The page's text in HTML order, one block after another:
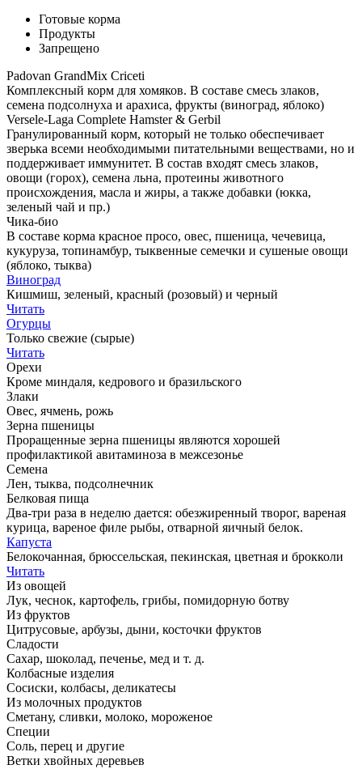
Готовые корма
Продукты
Запрещено
Padovan GrandMix Сriceti
Комплексный корм для хомяков. В составе смесь злаков,
семена подсолнуха и арахиса, фрукты (виноград, яблоко)
Versele-Laga Complete Hamster & Gerbil
Гранулированный корм, который не только обеспечивает
зверька всеми необходимыми питательными веществами, но и
поддерживает иммунитет. В состав входят смесь злаков,
овощи (горох), семена льна, протеины животного
происхождения, масла и жиры, а также добавки (юкка,
зеленый чай и пр.)
Чика-био
В составе корма красное просо, овес, пшеница, чечевица,
кукуруза, топинамбур, тыквенные семечки и сушеные овощи
(яблоко, тыква)
Виноград
Кишмиш, зеленый, красный (розовый) и черный
Читать
Огурцы
Только свежие (сырые)
Читать
Орехи
Кроме миндаля, кедрового и бразильского
Злаки
Овес, ячмень, рожь
Зерна пшеницы
Проращенные зерна пшеницы являются хорошей
профилактикой авитаминоза в межсезонье
Семена
Лен, тыква, подсолнечник
Белковая пища
Два-три раза в неделю дается: обезжиренный творог, вареная
курица, вареное филе рыбы, отварной яичный белок.
Капуста
Белокочанная, брюссельская, пекинская, цветная и брокколи
Читать
Из овощей
Лук, чеснок, картофель, грибы, помидорную ботву
Из фруктов
Цитрусовые, арбузы, дыни, косточки фруктов
Сладости
Сахар, шоколад, печенье, мед и т. д.
Колбасные изделия
Cосиски, колбасы, деликатесы
Из молочных продуктов
Сметану, сливки, молоко, мороженое
Специи
Соль, перец и другие
Ветки хвойных деревьев